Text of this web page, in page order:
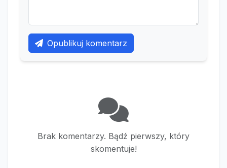
Opublikuj komentarz
Brak komentarzy. Bądź pierwszy, który
skomentuje!